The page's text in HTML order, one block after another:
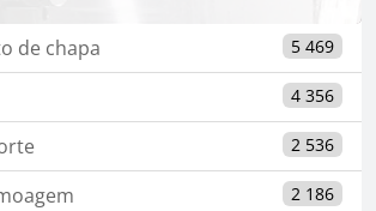
de chapa
5 469
4 356
2 536
2 186